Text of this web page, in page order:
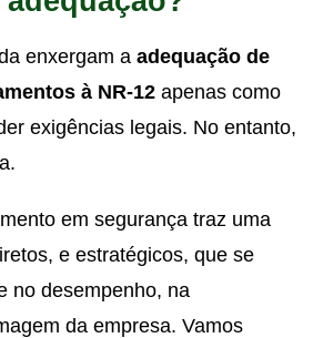
enxergam a adequação de
à NR-12 apenas como
exigências legais. No entanto,
em segurança traz uma
e estratégicos, que se
no desempenho, na
da empresa. Vamos